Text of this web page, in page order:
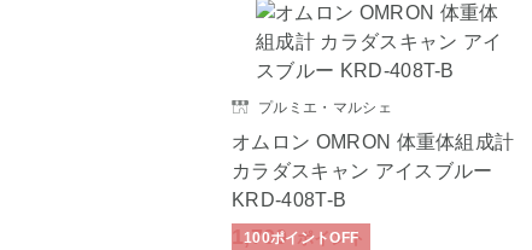
プルミエ・マルシェ
オムロン OMRON 体重体組成計
カラダスキャン アイスブルー
KRD-408T-B
1,700 ポイント
100ポイントOFF